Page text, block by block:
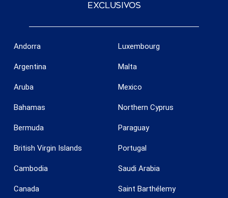
exclusivos
Andorra
Argentina
Aruba
Bahamas
Bermuda
British Virgin Islands
Cambodia
Canada
Luxembourg
Malta
Mexico
Northern Cyprus
Paraguay
Portugal
Saudi Arabia
Saint Barthélemy
Guardar configuración Aceptar todas